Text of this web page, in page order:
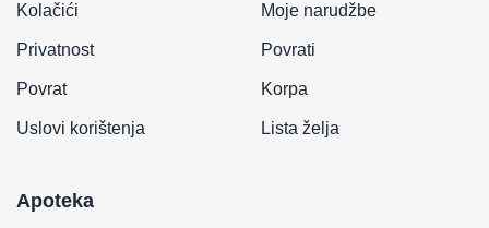
Kolačići
Privatnost
Povrat
Uslovi korištenja
Moje narudžbe
Povrati
Korpa
Lista želja
Apoteka